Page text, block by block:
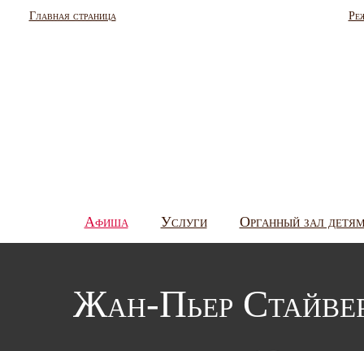
Главная страница
Афиша Услуги Органный зал
Жан-Пьер